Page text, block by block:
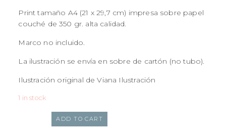
Print tamaño A4 (21 x 29,7 cm) impresa sobre papel
couché de 350 gr. alta calidad.
Marco no incluido.
La ilustración se envía en sobre de cartón (no tubo).
Ilustración original de Viana Ilustración
1 in stock
ADD TO CART